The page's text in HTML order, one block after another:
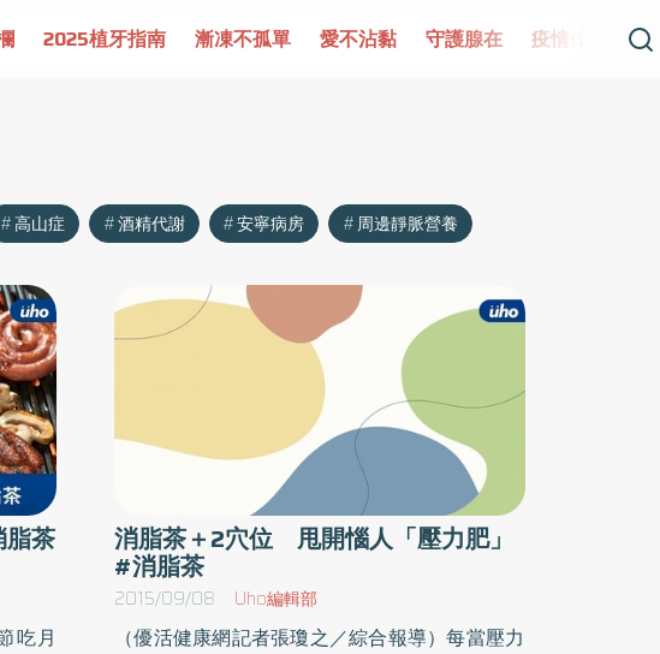
2025植牙指南 漸凍不孤單 愛不沾黏 守護腺在 疫情保衛戰
高山症 酒精代謝 安寧病房 周邊靜脈營養
茶
吃月
消脂茶＋2穴位 甩開惱人「壓力肥」
#消脂茶
2015/09/08 Uho編輯部
（優活健康網記者張瓊之／綜合報導）每當壓力